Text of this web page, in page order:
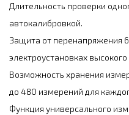
Длительность проверки
автокалибровкой.
Защита от перенапряжения
электроустановках
Возможность хранения
до 480 измерений для
Функция универсального